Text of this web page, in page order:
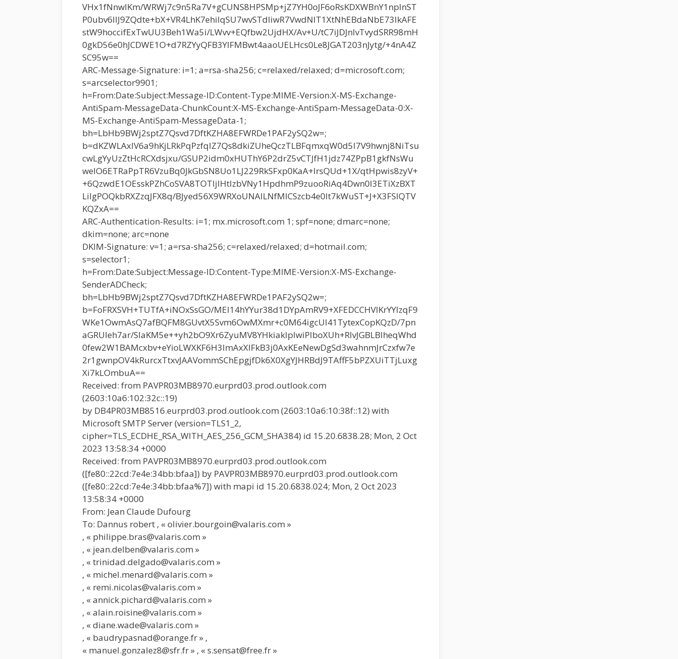
VHx1fNnwIKm/WRWj7c9n5Ra7V+gCUNS8HPSMp+jZ7YH0oJF6oRsKDXWBnY1npInST
P0ubv6llJ9ZQdte+bX+VR4LhK7ehiIqSU7wvSTdIiwR7VwdNlT1XtNhEBdaNbE73lkAFE
stW9hoccifExTwUU3Beh1Wa5i/LWvv+EQfbw2UjdHX/Av+U/tC7iJDJnIvTvydSRR98mH
0gkD56e0hJCDWE1O+d7RZYyQFB3YlFMBwt4aaoUELHcs0Le8JGAT203nJytg/+4nA4Z
SC95w==
ARC-Message-Signature: i=1; a=rsa-sha256; c=relaxed/relaxed; d=microsoft.com;
s=arcselector9901;
h=From:Date:Subject:Message-ID:Content-Type:MIME-Version:X-MS-Exchange-
AntiSpam-MessageData-ChunkCount:X-MS-Exchange-AntiSpam-MessageData-0:X-
MS-Exchange-AntiSpam-MessageData-1;
bh=LbHb9BWj2sptZ7Qsvd7DftKZHA8EFWRDe1PAF2ySQ2w=;
b=dKZWLAxIV6a9hKjLRkPqPzfqlZ7Qs8dkiZUheQczTLBFqmxqW0d5l7V9hwnj8NiTsu
cwLgYyUzZtHcRCXdsjxu/GSUP2idm0xHUThY6P2drZ5vCTJfH1jdz74ZPpB1gkfNsWu
welO6ETRaPpTR6VzuBq0JkGbSN8Uo1LJ229RkSFxp0KaA+IrsQUd+1X/qtHpwis8zyV+
+6QzwdE1OEsskPZhCoSVA8TOTljIHtIzbVNy1HpdhmP9zuooRiAq4Dwn0I3ETiXzBXT
LiIgPOQkbRXZzqJFX8q/BJyed56X9WRXoUNAILNfMICSzcb4e0It7kWuST+J+X3FSlQTV
KQZxA==
ARC-Authentication-Results: i=1; mx.microsoft.com 1; spf=none; dmarc=none;
dkim=none; arc=none
DKIM-Signature: v=1; a=rsa-sha256; c=relaxed/relaxed; d=hotmail.com;
s=selector1;
h=From:Date:Subject:Message-ID:Content-Type:MIME-Version:X-MS-Exchange-
SenderADCheck;
bh=LbHb9BWj2sptZ7Qsvd7DftKZHA8EFWRDe1PAF2ySQ2w=;
b=FoFRXSVH+TUTfA+iNOxSsGO/MEl14hYYur38d1DYpAmRV9+XFEDCCHVlKrYYIzqF9
WKe1OwmAsQ7afBQFM8GUvtX5Svm6OwMXmr+c0M64igcUI41TytexCopKQzD/7pn
aGRUleh7ar/SIaKM5e++yh2bO9Xr6ZyuMV8YHkiakIpIwiPIboXUh+RIvJGBLBIheqWhd
0few2W1BAMcxbv+eYioLWXKF6H3ImAxXIFkB3j0AxKEeNewDgSd3wahnmJrCzxfw7e
2r1gwnpOV4kRurcxTtxvJAAVommSChEpgjfDk6X0XgYJHRBdJ9TAffF5bPZXUiTTjLuxg
Xi7kLOmbuA==
Received: from PAVPR03MB8970.eurprd03.prod.outlook.com
(2603:10a6:102:32c::19)
by DB4PR03MB8516.eurprd03.prod.outlook.com (2603:10a6:10:38f::12) with
Microsoft SMTP Server (version=TLS1_2,
cipher=TLS_ECDHE_RSA_WITH_AES_256_GCM_SHA384) id 15.20.6838.28; Mon, 2 Oct
2023 13:58:34 +0000
Received: from PAVPR03MB8970.eurprd03.prod.outlook.com
([fe80::22cd:7e4e:34bb:bfaa]) by PAVPR03MB8970.eurprd03.prod.outlook.com
([fe80::22cd:7e4e:34bb:bfaa%7]) with mapi id 15.20.6838.024; Mon, 2 Oct 2023
13:58:34 +0000
From: Jean Claude Dufourg
To: Dannus robert , « olivier.bourgoin@valaris.com »
, « philippe.bras@valaris.com »
, « jean.delben@valaris.com »
, « trinidad.delgado@valaris.com »
, « michel.menard@valaris.com »
, « remi.nicolas@valaris.com »
, « annick.pichard@valaris.com »
, « alain.roisine@valaris.com »
, « diane.wade@valaris.com »
, « baudrypasnad@orange.fr » ,
« manuel.gonzalez8@sfr.fr » , « s.sensat@free.fr »